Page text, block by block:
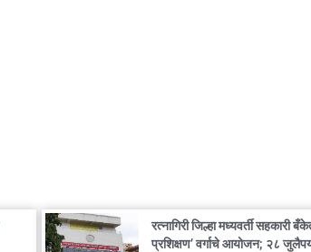
रत्नागिरी जिल्हा मध्यवर्ती सहकारी
प्रशिक्षण’ वर्गाचे आयोजन; २८